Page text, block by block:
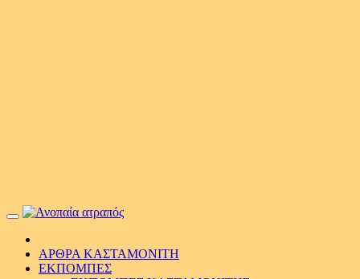
Primary
ΑΡΘΡΑ ΚΑΣΤΑΜΟΝΙΤΗ
ΕΚΠΟΜΠΕΣ